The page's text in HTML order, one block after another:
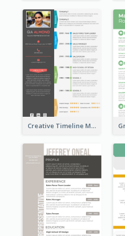
Creative Timeline Marketing Consultant Resume